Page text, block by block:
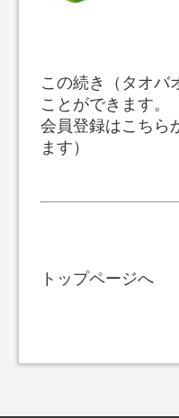
この続き（タオバ
ことができます。
会員登録はこちら
ます）
トップページへ